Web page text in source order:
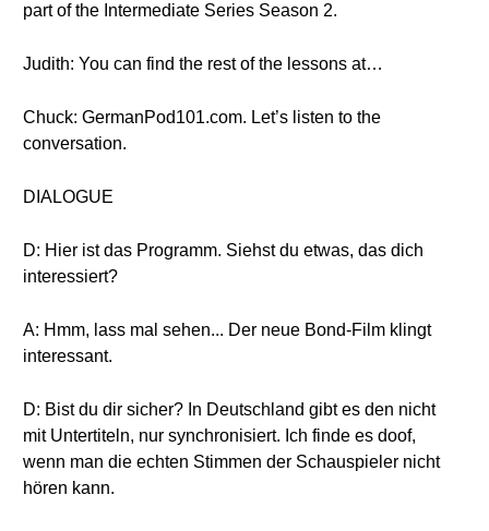
part of the Intermediate Series Season 2.
Judith: You can find the rest of the lessons at…
Chuck: GermanPod101.com. Let’s listen to the
conversation.
DIALOGUE
D: Hier ist das Programm. Siehst du etwas, das dich
interessiert?
A: Hmm, lass mal sehen... Der neue Bond-Film klingt
interessant.
D: Bist du dir sicher? In Deutschland gibt es den nicht
mit Untertiteln, nur synchronisiert. Ich finde es doof,
wenn man die echten Stimmen der Schauspieler nicht
hören kann.